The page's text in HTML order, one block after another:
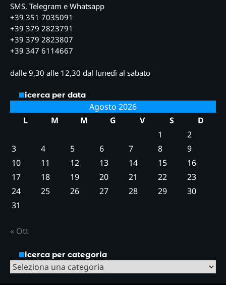
SMS, Telegram e Whatsapp
+39 351 7035091
+39 379 2823791
+39 379 2823807
+39 347 6114667
dalle 9,30 alle 12,30 dal lunedì al sabato
Ricerca per data
Agosto 2026
L
M M G V S
D
1
2
3
4 5 6 7 8
9
10
11 12 13 14 15
16
17
18 19 20 21 22
23
24
25 26 27 28 29
30
31
« Ott
Ricerca per categoria
Ricerca